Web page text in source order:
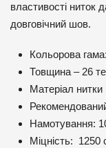
властивості ниток
довговічний шов.
Кольорова
Товщина – 26
Матеріал
Намотування:
Міцність: 1250